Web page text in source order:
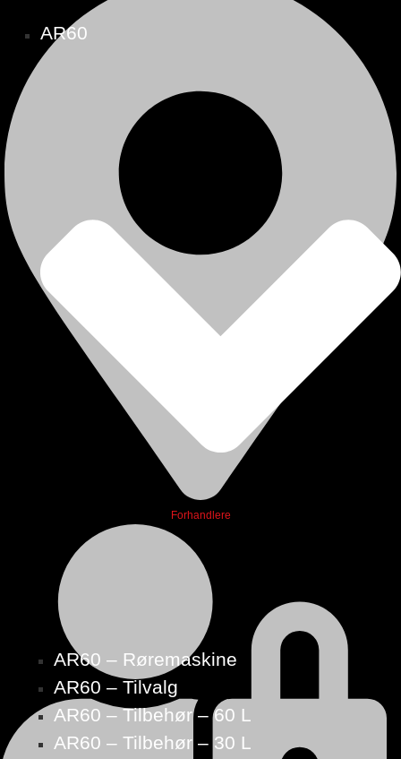
Forhandlere
AR60
AR60 – Røremaskine
AR60 – Tilvalg
AR60 – Tilbehør – 60 L
AR60 – Tilbehør – 30 L